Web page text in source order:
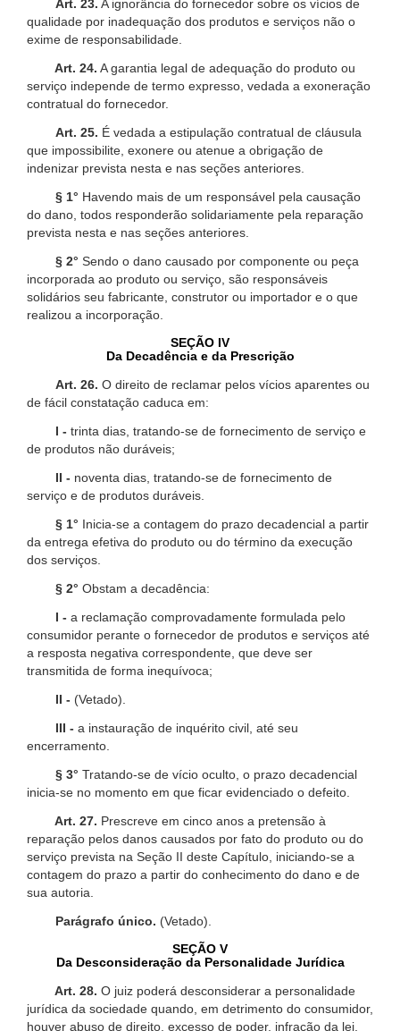
Art. 23. A ignorância do fornecedor sobre os vícios de
qualidade por inadequação dos produtos e serviços não o
exime de responsabilidade.
Art. 24. A garantia legal de adequação do produto ou
serviço independe de termo expresso, vedada a exoneração
contratual do fornecedor.
Art. 25. É vedada a estipulação contratual de cláusula
que impossibilite, exonere ou atenue a obrigação de
indenizar prevista nesta e nas seções anteriores.
§ 1° Havendo mais de um responsável pela causação
do dano, todos responderão solidariamente pela reparação
prevista nesta e nas seções anteriores.
§ 2° Sendo o dano causado por componente ou peça
incorporada ao produto ou serviço, são responsáveis
solidários seu fabricante, construtor ou importador e o que
realizou a incorporação.
SEÇÃO IV
Da Decadência e da Prescrição
Art. 26. O direito de reclamar pelos vícios aparentes ou
de fácil constatação caduca em:
I - trinta dias, tratando-se de fornecimento de serviço e
de produtos não duráveis;
II - noventa dias, tratando-se de fornecimento de
serviço e de produtos duráveis.
§ 1° Inicia-se a contagem do prazo decadencial a partir
da entrega efetiva do produto ou do término da execução
dos serviços.
§ 2° Obstam a decadência:
I - a reclamação comprovadamente formulada pelo
consumidor perante o fornecedor de produtos e serviços até
a resposta negativa correspondente, que deve ser
transmitida de forma inequívoca;
II - (Vetado).
III - a instauração de inquérito civil, até seu
encerramento.
§ 3° Tratando-se de vício oculto, o prazo decadencial
inicia-se no momento em que ficar evidenciado o defeito.
Art. 27. Prescreve em cinco anos a pretensão à
reparação pelos danos causados por fato do produto ou do
serviço prevista na Seção II deste Capítulo, iniciando-se a
contagem do prazo a partir do conhecimento do dano e de
sua autoria.
Parágrafo único. (Vetado).
SEÇÃO V
Da Desconsideração da Personalidade Jurídica
Art. 28. O juiz poderá desconsiderar a personalidade
jurídica da sociedade quando, em detrimento do consumidor,
houver abuso de direito, excesso de poder, infração da lei,